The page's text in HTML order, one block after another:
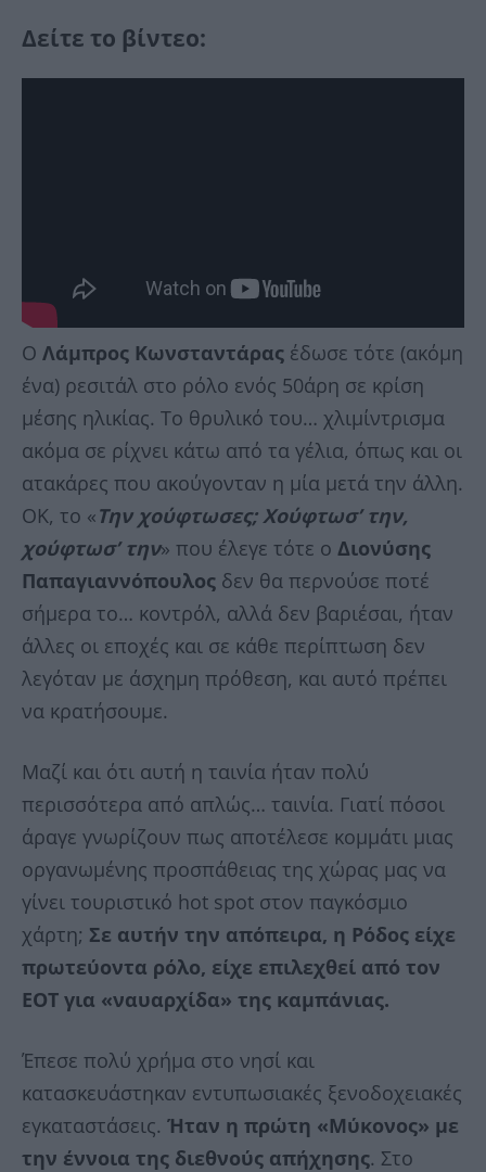
Δείτε το βίντεο:
Ο Λάμπρος Κωνσταντάρας έδωσε τότε (ακόμη
ένα) ρεσιτάλ στο ρόλο ενός 50άρη σε κρίση
μέσης ηλικίας. Το θρυλικό του… χλιμίντρισμα
ακόμα σε ρίχνει κάτω από τα γέλια, όπως και οι
ατακάρες που ακούγονταν η μία μετά την άλλη.
ΟΚ, το «Την χούφτωσες; Χούφτωσ’ την,
χούφτωσ’ την» που έλεγε τότε ο Διονύσης
Παπαγιαννόπουλος δεν θα περνούσε ποτέ
σήμερα το… κοντρόλ, αλλά δεν βαριέσαι, ήταν
άλλες οι εποχές και σε κάθε περίπτωση δεν
λεγόταν με άσχημη πρόθεση, και αυτό πρέπει
να κρατήσουμε.
Μαζί και ότι αυτή η ταινία ήταν πολύ
περισσότερα από απλώς… ταινία. Γιατί πόσοι
άραγε γνωρίζουν πως αποτέλεσε κομμάτι μιας
οργανωμένης προσπάθειας της χώρας μας να
γίνει τουριστικό hot spot στον παγκόσμιο
χάρτη; Σε αυτήν την απόπειρα, η Ρόδος είχε
πρωτεύοντα ρόλο, είχε επιλεχθεί από τον
ΕΟΤ για «ναυαρχίδα» της καμπάνιας.
Έπεσε πολύ χρήμα στο νησί και
κατασκευάστηκαν εντυπωσιακές ξενοδοχειακές
εγκαταστάσεις. Ήταν η πρώτη «Μύκονος» με
την έννοια της διεθνούς απήχησης. Στο